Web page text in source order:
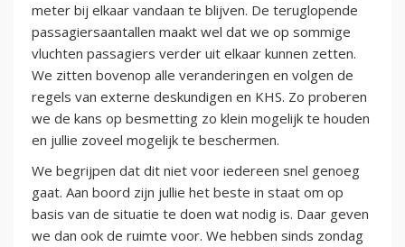
meter bij elkaar vandaan te blijven. De teruglopende
passagiersaantallen maakt wel dat we op sommige
vluchten passagiers verder uit elkaar kunnen zetten.
We zitten bovenop alle veranderingen en volgen de
regels van externe deskundigen en KHS. Zo proberen
we de kans op besmetting zo klein mogelijk te houden
en jullie zoveel mogelijk te beschermen.
We begrijpen dat dit niet voor iedereen snel genoeg
gaat. Aan boord zijn jullie het beste in staat om op
basis van de situatie te doen wat nodig is. Daar geven
we dan ook de ruimte voor. We hebben sinds zondag